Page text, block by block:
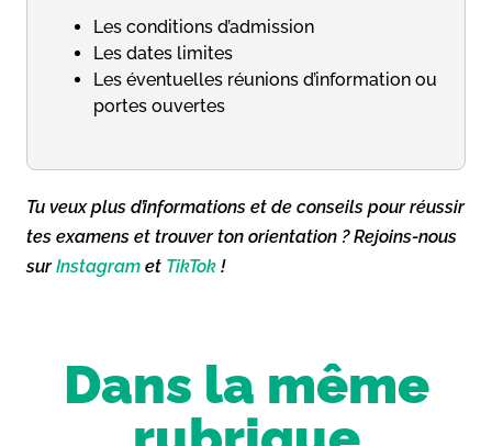
Les conditions d’admission
Les dates limites
Les éventuelles réunions d’information ou
portes ouvertes
Tu veux plus d’informations et de conseils pour réussir
tes examens et trouver ton orientation ? Rejoins-nous
surInstagram et TikTok !
Dans la même